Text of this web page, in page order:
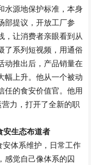
水源地保护标准，本身
部提议，开放工厂参
，让消费者亲眼看到从
了系列短视频，用通俗
动推出后，产品销量在
幅上升。他从一个被动
任的食安价值官。他用
营力，打开了全新的职
安生态布道者
体系维护，日常工作
感觉自己像体系的囚